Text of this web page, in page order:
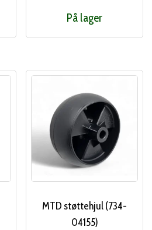
På lager
MTD støttehjul (734-
04155)